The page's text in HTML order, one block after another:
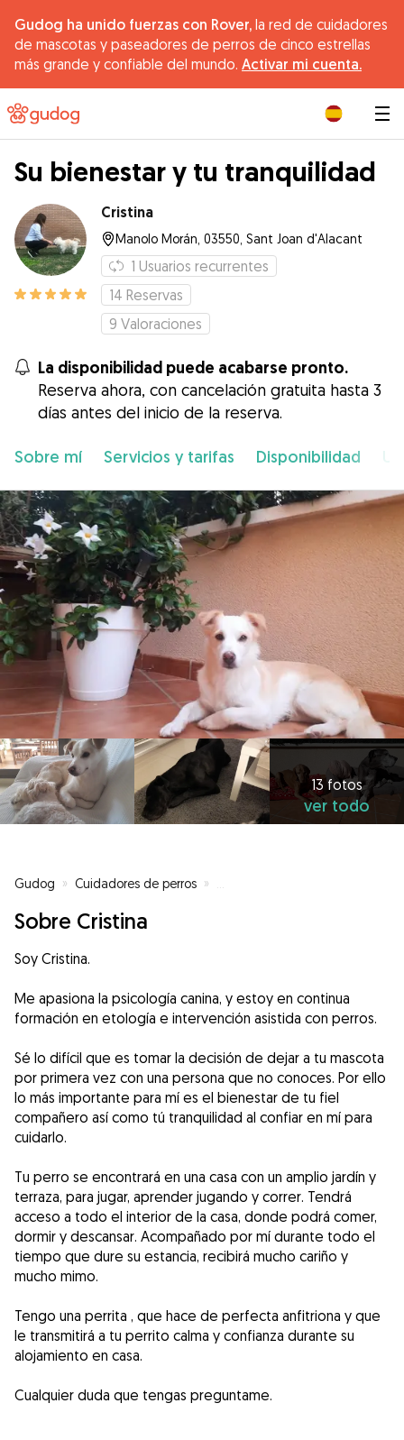
Gudog ha unido fuerzas con Rover, la red de cuidadores
de mascotas y paseadores de perros de cinco estrellas
más grande y confiable del mundo. Activar mi cuenta.
Su bienestar y tu tranquilidad
Cristina
Manolo Morán, 03550, Sant Joan d'Alacant
1 Usuarios recurrentes
14 Reservas
9 Valoraciones
La disponibilidad puede acabarse pronto.
Reserva ahora, con cancelación gratuita hasta 3
días antes del inicio de la reserva.
Sobre mí Servicios y tarifas Disponibilidad
13 fotos
ver todo
Gudog » Cuidadores de perros »
Sobre Cristina
Soy Cristina.
Me apasiona la psicología canina, y estoy en continua
formación en etología e intervención asistida con perros.
Sé lo difícil que es tomar la decisión de dejar a tu mascota
por primera vez con una persona que no conoces. Por ello
lo más importante para mí es el bienestar de tu fiel
compañero así como tú tranquilidad al confiar en mí para
cuidarlo.
Tu perro se encontrará en una casa con un amplio jardín y
terraza, para jugar, aprender jugando y correr. Tendrá
acceso a todo el interior de la casa, donde podrá comer,
dormir y descansar. Acompañado por mí durante todo el
tiempo que dure su estancia, recibirá mucho cariño y
mucho mimo.
Tengo una perrita , que hace de perfecta anfitriona y que
le transmitirá a tu perrito calma y confianza durante su
alojamiento en casa.
Cualquier duda que tengas preguntame.